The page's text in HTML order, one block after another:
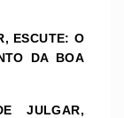
ESCUTE: O
DA BOA
JULGAR,